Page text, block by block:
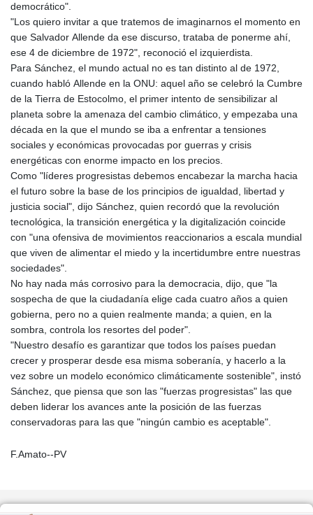
democrático".
"Los quiero invitar a que tratemos de imaginarnos el momento en
que Salvador Allende da ese discurso, trataba de ponerme ahí,
ese 4 de diciembre de 1972", reconoció el izquierdista.
Para Sánchez, el mundo actual no es tan distinto al de 1972,
cuando habló Allende en la ONU: aquel año se celebró la Cumbre
de la Tierra de Estocolmo, el primer intento de sensibilizar al
planeta sobre la amenaza del cambio climático, y empezaba una
década en la que el mundo se iba a enfrentar a tensiones
sociales y económicas provocadas por guerras y crisis
energéticas con enorme impacto en los precios.
Como "líderes progresistas debemos encabezar la marcha hacia
el futuro sobre la base de los principios de igualdad, libertad y
justicia social", dijo Sánchez, quien recordó que la revolución
tecnológica, la transición energética y la digitalización coincide
con "una ofensiva de movimientos reaccionarios a escala mundial
que viven de alimentar el miedo y la incertidumbre entre nuestras
sociedades".
No hay nada más corrosivo para la democracia, dijo, que "la
sospecha de que la ciudadanía elige cada cuatro años a quien
gobierna, pero no a quien realmente manda; a quien, en la
sombra, controla los resortes del poder".
"Nuestro desafío es garantizar que todos los países puedan
crecer y prosperar desde esa misma soberanía, y hacerlo a la
vez sobre un modelo económico climáticamente sostenible", instó
Sánchez, que piensa que son las "fuerzas progresistas" las que
deben liderar los avances ante la posición de las fuerzas
conservadoras para las que "ningún cambio es aceptable".
F.Amato--PV